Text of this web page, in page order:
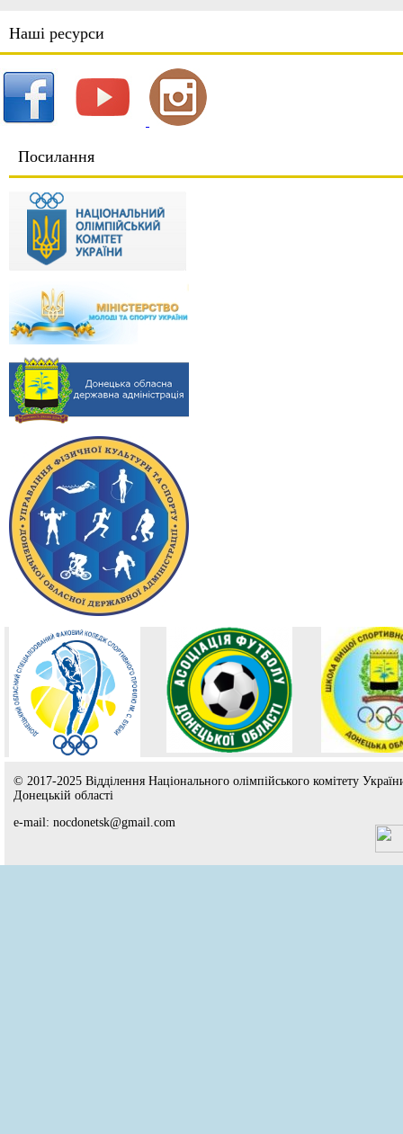
Наші ресурси
Посилання
© 2017-2025 Відділення Національного олімпійського комітету
Донецькій області
e-mail: nocdonetsk@gmail.com